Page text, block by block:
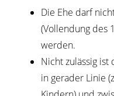
Die Ehe darf
(Vollendung des
werden.
Nicht zulässig ist
in gerader Linie